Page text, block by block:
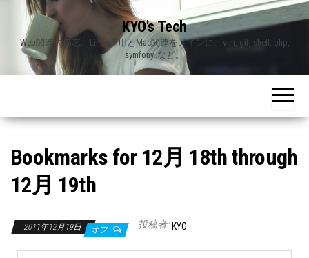
content
KYO's Tech
Web関連の備忘。Linux運用とMac関連をメインに、vim, git, shell, php,
symfony..など。
Bookmarks for 12月 18th through
12月 19th
2011年12月19日 オフ 投稿者: KYO